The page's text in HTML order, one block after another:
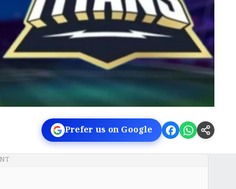
Prefer us on Google